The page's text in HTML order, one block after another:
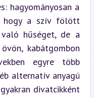
hagyományosan a
hogy a szív fölött
hűséget, de a
kabátgombon
egyre több
alternatív anyagú
divatcikként